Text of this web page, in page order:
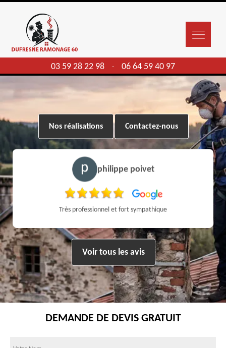
03 59 28 22 98 - 06 64 59 40 97
Nos réalisations Contactez-nous
philippe poivet
Très professionnel et fort sympathique
Voir tous les avis
DEMANDE DE DEVIS GRATUIT